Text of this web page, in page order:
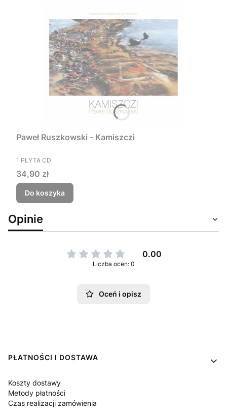
Paweł Ruszkowski - Kamiszczi
PRODUCENT
1 PŁYTA CD
Cena
34,90 zł
Do koszyka
Opinie
0.00
Liczba ocen: 0
Oceń i opisz
Linki w stopce
PŁATNOŚCI I DOSTAWA
Koszty dostawy
Metody płatności
Czas realizacji zamówienia